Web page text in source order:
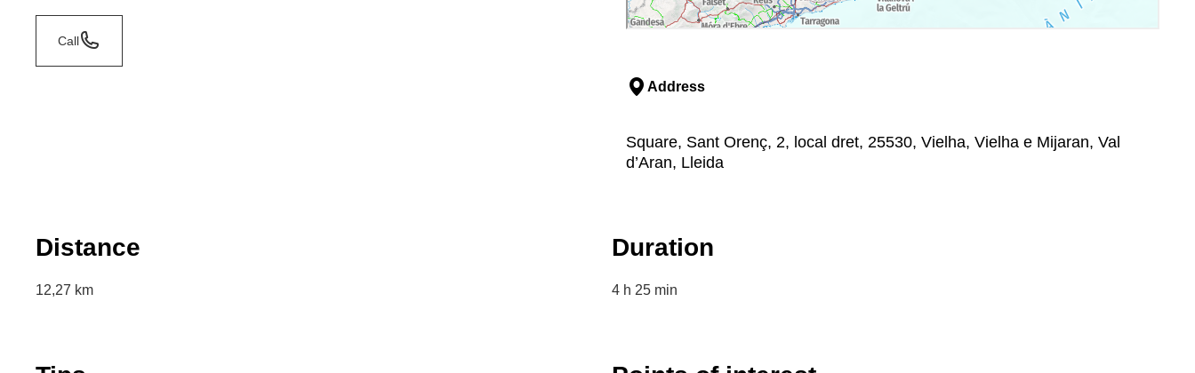
Call
Address
Square, Sant Orenç, 2, local dret, 25530, Vielha, Vielha e Mijaran, Val
d’Aran, Lleida
Distance
12,27 km
Duration
4 h 25 min